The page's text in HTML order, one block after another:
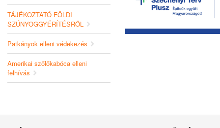
TÁJÉKOZTATÓ FÖLDI
SZÚNYOGGYÉRÍTÉSRŐL
Patkányok elleni védekezés
Amerikai szőlőkabóca elleni
felhívás